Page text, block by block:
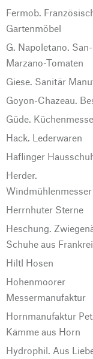
Fermob.
Gartenmöbel
G. Napoletano. San-
Marzano-Tomaten
Giese. Sanitär
Goyon-Chazeau.
Güde.
Hack. Lederwaren
Haflinger
Herder.
Windmühlenmesser
Herrnhuter Sterne
Heschung.
Schuhe aus
Hiltl Hosen
Hohenmoorer
Messermanufaktur
Hornmanufaktur
Kämme aus Horn
Hydrophil. Aus